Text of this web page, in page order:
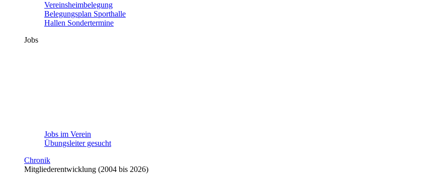
Vereinsheimbelegung
Belegungsplan Sporthalle
Hallen Sondertermine
Jobs
Jobs im Verein
Übungsleiter gesucht
Chronik
Mitgliederentwicklung (2004 bis 2026)